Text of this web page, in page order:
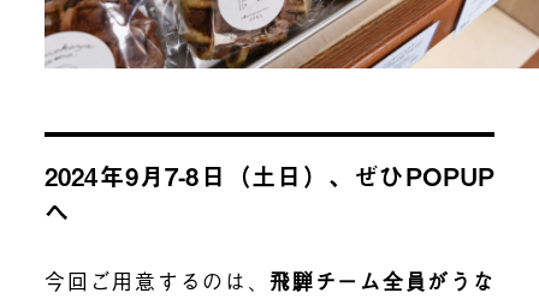
2024年9月7-8日（土日）、ぜひPOPUP
へ
今回ご用意するのは、飛騨チーム全員がうな